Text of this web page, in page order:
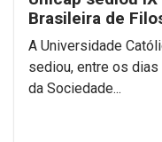
Brasileira de
A Universidade
sediou, entre os dias
da Sociedade...